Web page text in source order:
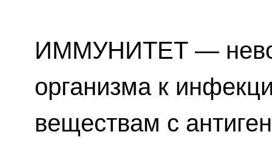
ИММУНИТЕТ —
организма к
веществам с